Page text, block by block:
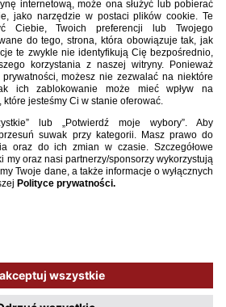
Szczecin)
Niepołomice)
Nowy Sącz)
CP)
Lubin)
ułatwić Ci korzystanie z naszego serwisu
Jeśli nie blokujesz tych plików, to zgadzasz